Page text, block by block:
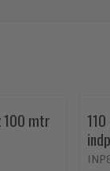
100 mtr